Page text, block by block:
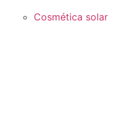
Cosmética solar